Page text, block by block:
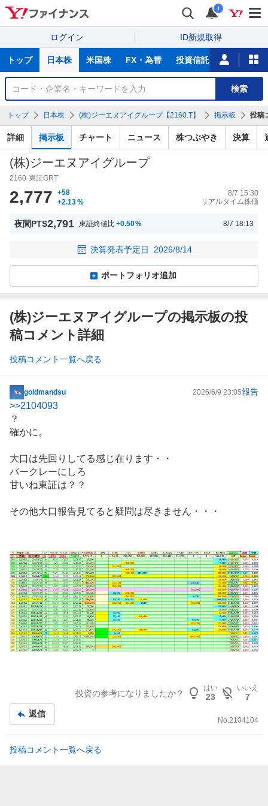
i
ログイン ID新規取得
サ
トップ 日本株 米国株 FX・為替 投資信託 ニュース
銘
検
索
検索
トップ 日本株 (株)ジーエヌアイグループ【2160.T】 掲示板 投稿
詳細 掲示板 チャート ニュース 株つぶやき 決算
(株)ジーエヌアイグループ
2160 東証GRT
2,777
+58
+2.13%
8/7 15:30
リアルタイム株価
夜間PTS2,791 東証終値比+0.50% 8/7 18:13
決算発表予定日 2026/8/14
ポートフォリオ追加
(株)ジーエヌアイグループの掲示板の投
稿コメント詳細
投稿コメント一覧へ戻る
掲
示
板
記
goldmandsu 2026/6/9 23:05報告
>>2104093
？
確かに。
大口は先回りしてる感じ在ります・・
バークレーにしろ
甘いね東証は？？
その他大口報告見てると疑問は尽きません・・・
投資の参考になりましたか？
はい
23
いいえ
7
返信
No. 2104104
投稿コメント一覧へ戻る